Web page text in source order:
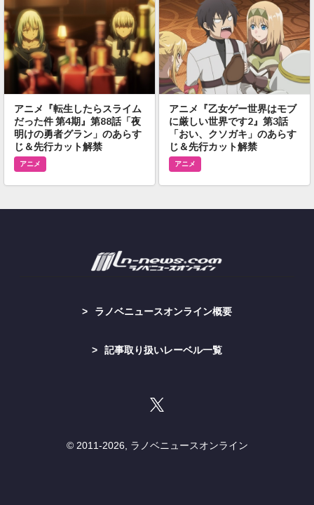
アニメ『転生したらスライム
だった件 第4期』第88話「夜
明けの勇者グラン」のあらす
じ＆先行カット解禁
アニメ
アニメ『乙女ゲー世界はモブ
に厳しい世界です2』第3話
「おい、クソガキ」のあらす
じ＆先行カット解禁
アニメ
ラノベニュースオンライン概要
記事取り扱いレーベル一覧
© 2011-2026, ラノベニュースオンライン